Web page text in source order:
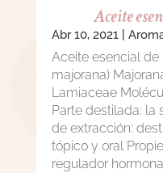
Aceite
Abr 10, 2021|
Aceite esencial de
majorana)
Lamiaceae
Parte destilada: la
de extracción:
tópico y oral
regulador